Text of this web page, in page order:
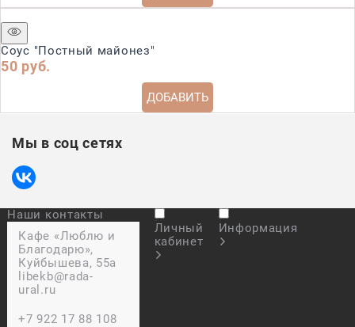
Соус "Постный майонез"
50 руб.
ДОБАВИТЬ
Мы в соц сетях
Наши контакты
Кафе «Люблю и
Благодарю»,
Куйбышева, 55а
libekb@rada-
ural.ru
+7 922 17 88 108
Личный
кабинет
Информация